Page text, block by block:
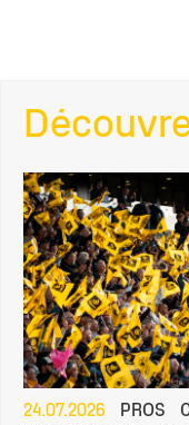
24.07.2026 PROS